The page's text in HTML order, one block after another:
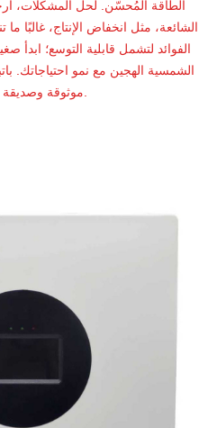
الطاقة المُحسّن. لحل المشكلات،
الشائعة، مثل انخفاض الإنتاج، غالبًا
الفوائد لتشمل قابلية التوسع؛ ابدأ
الشمسية الهجين مع نمو احتياجاتك.
موثوقة وصديقة للبيئة مُصممة خصيصًا لنمط حياتك.